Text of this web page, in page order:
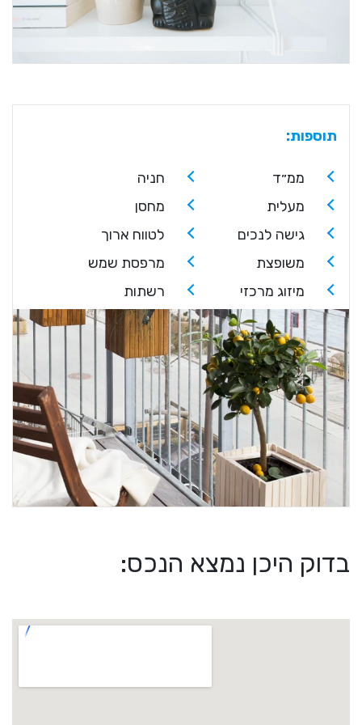
תוספות:
ממ״ד
חניה
מעלית
מחסן
גישה לנכים
לטווח ארוך
משופצת
מרפסת שמש
מיזוג מרכזי
רשתות
בדוק היכן נמצא הנכס: